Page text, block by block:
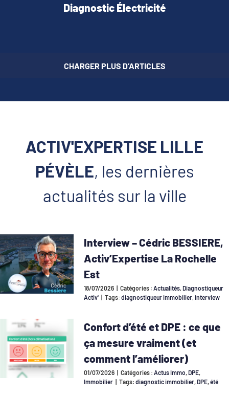
Diagnostic Électricité
CHARGER PLUS D’ARTICLES
ACTIV'EXPERTISE LILLE
PÉVÈLE, les dernières
actualités sur la ville
Interview – Cédric BESSIERE,
Activ’Expertise La Rochelle
Est
18/07/2026 Catégories : Actualités,Diagnostiqueur
Activ'
Tags: diagnostiqueur immobilier,interview
Confort d’été et DPE : ce que
ça mesure vraiment (et
comment l’améliorer)
01/07/2026 Catégories : Actus Immo,DPE,
Immobilier
Tags: diagnostic immobilier,DPE,été